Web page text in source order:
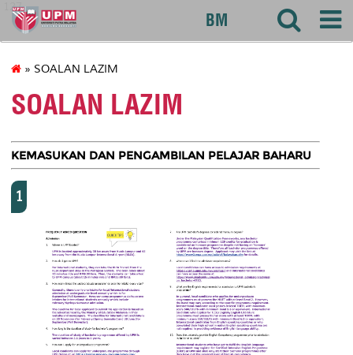
127
BM
» SOALAN LAZIM
SOALAN LAZIM
KEMASUKAN DAN PENGAMBILAN PELAJAR BAHARU
1